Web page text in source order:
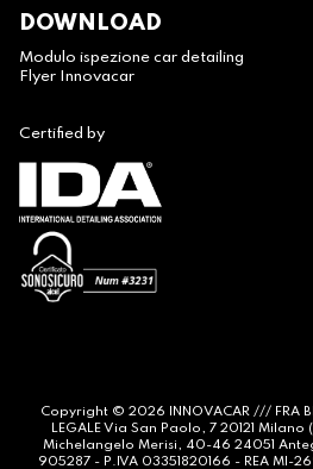
DOWNLOAD
Modulo ispezione car detailing
Flyer Innovacar
Certified by
Copyright © 2026 INNOVACAR /// FRA
LEGALE Via San Paolo, 7 20121 Milano
Michelangelo Merisi, 40-46 24051
905287 - P.IVA 03351820166 - REA MI-